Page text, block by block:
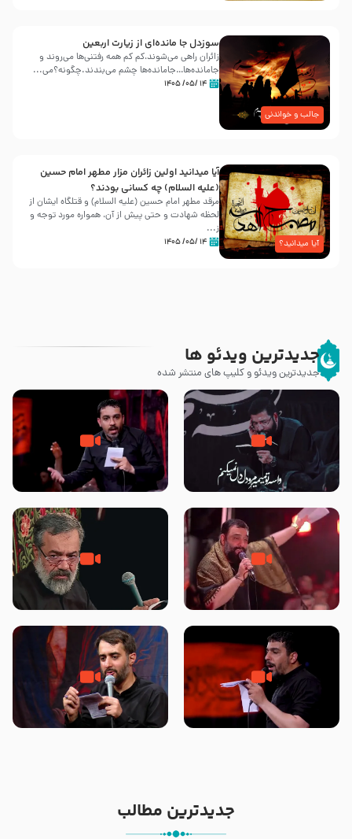
جالب و خواندنی
سوزدل جا مانده‌ای از زیارت اربعین
زائران راهی می‌شوند،کم‌ کم همه رفتنی‌ها می‌روند و
جامانده‌ها…جامانده‌ها چشم می‌بندند.چگونه؟می‌...
۱۴ /۰۵/ ۱۴۰۵
آیا میدانید؟
آیا میدانید اولین زائران مزار مطهر امام حسین
(علیه السلام) چه کسانی بودند؟
مرقد مطهر امام حسین (علیه السلام) و قتلگاه ایشان از
لحظه شهادت و حتی پیش از آن، همواره مورد توجه و
ز...
۱۴ /۰۵/ ۱۴۰۵
جدیدترین ویدئو ها
جدیدترین ویدئو و کلیپ های منتشر شده
مصداق کربلا – حاج حسین سیب
سرخی
شور ، حسینا! به‌ حق زهرا «أُنْظُرْ
إِلَینا» – عزاداری شب هفتم ماه
جانا جانا ابی عبدالله – کربلایی جواد
مقدم – شب هشتم محرم 1448 –
مادر منم مثل تو خمیدم – حاج
محمود کریمی – شهادت حضرت
هیئت رایة العباس علیه السلام
تک ، عبّاس، صاحب دل‌هاست –
حاج حنیف طاهری – عزاداری شب
من غلام نوکراتم من عاشق کربلاتم
– شور زمینه – شب هفتم – محرم
جدیدترین مطالب